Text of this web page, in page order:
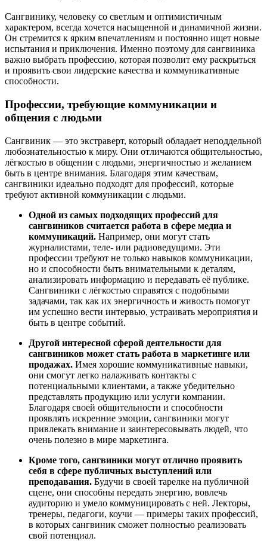
Сангвинику, человеку со светлым и оптимистичным
характером, всегда хочется насыщенной и динамичной жизни.
Он стремится к ярким впечатлениям и постоянно ищет новые
испытания и приключения. Именно поэтому для сангвиника
важно выбрать профессию, которая позволит ему раскрыться
и проявить свои лидерские качества и коммуникативные
способности.
Профессии, требующие коммуникации и
общения с людьми
Сангвиник — это экстраверт, который обладает неподдельной
любознательностью к миру. Они отличаются общительностью,
лёгкостью в общении с людьми, энергичностью и желанием
быть в центре внимания. Благодаря этим качествам,
сангвиники идеально подходят для профессий, которые
требуют активной коммуникации с людьми.
Одной из самых подходящих профессий для
сангвиников считается работа в сфере медиа и
коммуникаций. Например, они могут стать
журналистами, теле- или радиоведущими. Эти
профессии требуют не только навыков коммуникации,
но и способности быть внимательными к деталям,
анализировать информацию и передавать её публике.
Сангвиники с лёгкостью справятся с подобными
задачами, так как их энергичность и живость помогут
им успешно вести интервью, устраивать мероприятия и
быть в центре событий.
Другой интересной сферой деятельности для
сангвиников может стать работа в маркетинге или
продажах. Имея хорошие коммуникативные навыки,
они смогут легко налаживать контакты с
потенциальными клиентами, а также убедительно
представлять продукцию или услуги компании.
Благодаря своей общительности и способности
проявлять искренние эмоции, сангвиники могут
привлекать внимание и заинтересовывать людей, что
очень полезно в мире маркетинга.
Кроме того, сангвиники могут отлично проявить
себя в сфере публичных выступлений или
преподавания. Будучи в своей тарелке на публичной
сцене, они способны передать энергию, вовлечь
аудиторию и умело коммуницировать с ней. Лекторы,
тренеры, педагоги, коучи — примеры таких профессий,
в которых сангвиник сможет полностью реализовать
свой потенциал.